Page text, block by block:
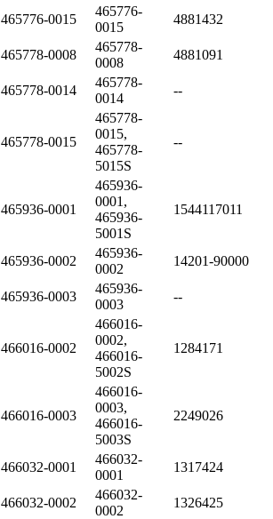
465776-0015
465776-
0015
4881432
465778-0008
465778-
0008
4881091
465778-0014
465778-
0014
--
465778-0015
465778-
0015,
465778-
5015S
--
465936-0001
465936-
0001,
465936-
5001S
1544117011
465936-0002
465936-
0002
14201-90000
465936-0003
465936-
0003
--
466016-0002
466016-
0002,
466016-
5002S
1284171
466016-0003
466016-
0003,
466016-
5003S
2249026
466032-0001
466032-
0001
1317424
466032-0002
466032-
0002
1326425